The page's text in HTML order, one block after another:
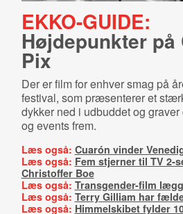
EKKO-GUIDE:
Højdepunkter på
Pix
Der er film for enhver smag på
festival, som præsenterer et
dykker ned i udbuddet og
og events frem.
Læs også: Cuarón vinder
Læs også: Fem stjerner til TV 2-
Christoffer Boe
Læs også: Transgender-film
Læs også: Terry Gilliam har
Læs også: Himmelskibet fylder